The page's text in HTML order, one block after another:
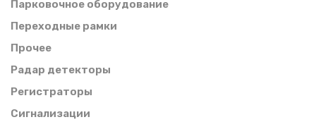
Парковочное оборудование
Переходные рамки
Прочее
Радар детекторы
Регистраторы
Сигнализации